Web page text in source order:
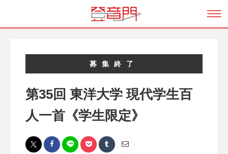
募集終了
第35回 東洋大学 現代学生百
人一首《学生限定》